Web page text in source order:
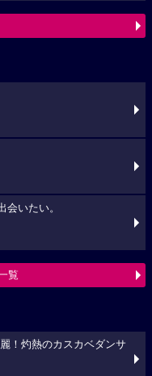
会いたい。
覧
！灼熱のカスカベダンサ